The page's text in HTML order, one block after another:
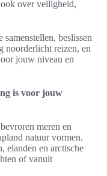
over veiligheid,
beslissen
noorderlicht reizen, en
jouw niveau en
is voor jouw
meren en
natuur vormen.
elanden en arctische
of vanuit